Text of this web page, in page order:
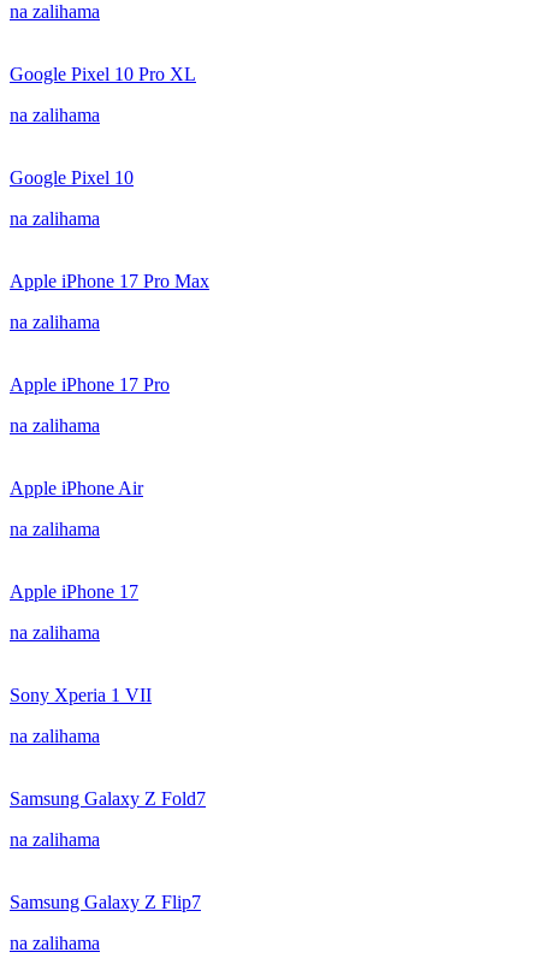
na zalihama
Google Pixel 10 Pro XL
na zalihama
Google Pixel 10
na zalihama
Apple iPhone 17 Pro Max
na zalihama
Apple iPhone 17 Pro
na zalihama
Apple iPhone Air
na zalihama
Apple iPhone 17
na zalihama
Sony Xperia 1 VII
na zalihama
Samsung Galaxy Z Fold7
na zalihama
Samsung Galaxy Z Flip7
na zalihama